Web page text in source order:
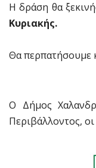
Η δράση θα
Κυριακής.
Θα περπατήσουμε
Ο Δήμος
Περιβάλλοντος,